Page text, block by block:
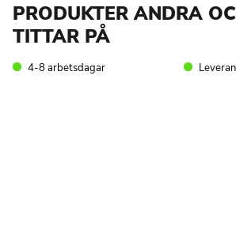
PRODUKTER ANDRA
TITTAR PÅ
4-8 arbetsdagar